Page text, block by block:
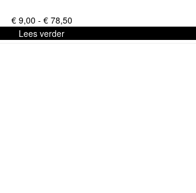
€9,00 - €78,50Prijsklasse:
Lees verder